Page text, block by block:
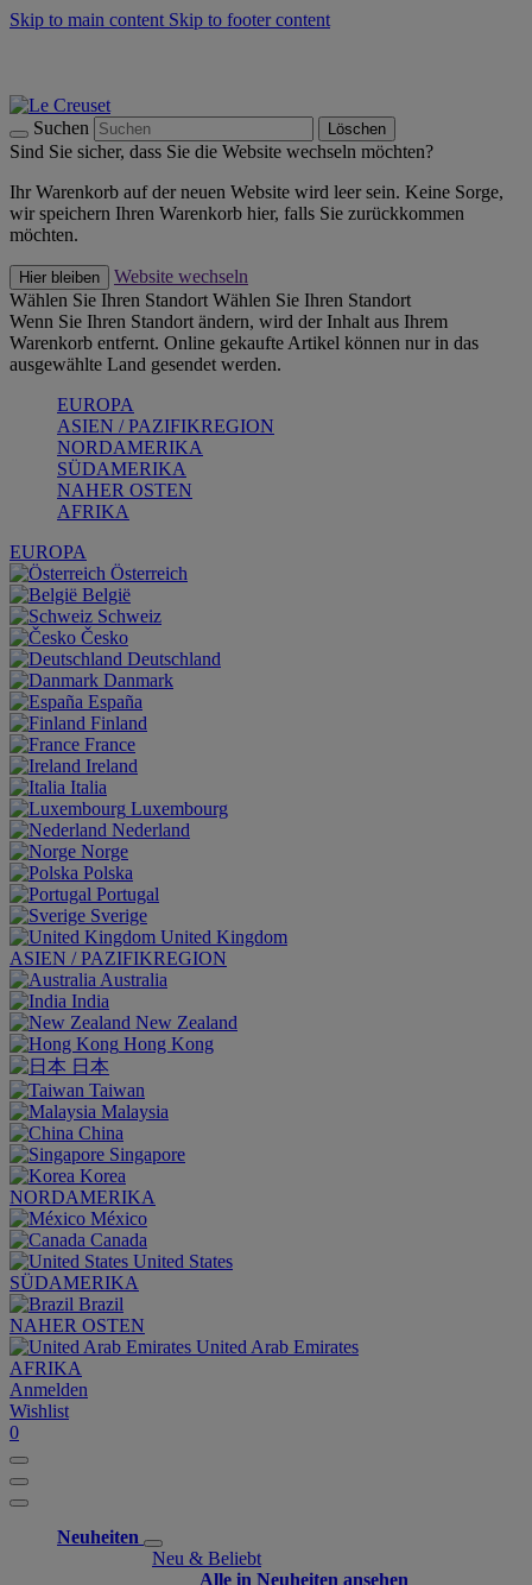
Skip to main content Skip to footer content
Suchen Löschen
Sind Sie sicher, dass Sie die Website wechseln möchten?
Ihr Warenkorb auf der neuen Website wird leer sein. Keine Sorge,
wir speichern Ihren Warenkorb hier, falls Sie zurückkommen
möchten.
Hier bleiben
Website wechseln
Wählen Sie Ihren Standort Wählen Sie Ihren Standort
Wenn Sie Ihren Standort ändern, wird der Inhalt aus Ihrem
Warenkorb entfernt. Online gekaufte Artikel können nur in das
ausgewählte Land gesendet werden.
EUROPA
ASIEN / PAZIFIKREGION
NORDAMERIKA
SÜDAMERIKA
NAHER OSTEN
AFRIKA
EUROPA
Österreich
België
Schweiz
Česko
Deutschland
Danmark
España
Finland
France
Ireland
Italia
Luxembourg
Nederland
Norge
Polska
Portugal
Sverige
United Kingdom
ASIEN / PAZIFIKREGION
Australia
India
New Zealand
Hong Kong
日本
Taiwan
Malaysia
China
Singapore
Korea
NORDAMERIKA
México
Canada
United States
SÜDAMERIKA
Brazil
NAHER OSTEN
United Arab Emirates
AFRIKA
Anmelden
Wishlist
0
Neuheiten
Neu & Beliebt
Alle in Neuheiten ansehen